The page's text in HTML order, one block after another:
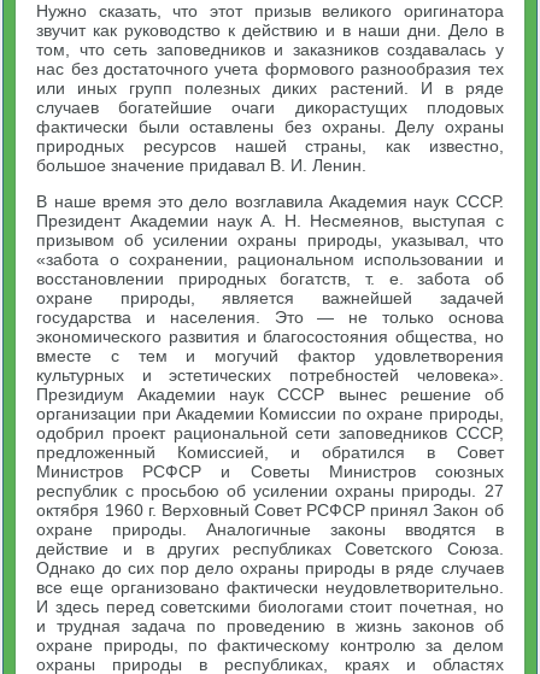
Нужно сказать, что этот призыв великого оригинатора
звучит как руководство к действию и в наши дни. Дело в
том, что сеть заповедников и заказников создавалась у
нас без достаточного учета формового разнообразия тех
или иных групп полезных диких растений. И в ряде
случаев богатейшие очаги дикорастущих плодовых
фактически были оставлены без охраны. Делу охраны
природных ресурсов нашей страны, как известно,
большое значение придавал В. И. Ленин.
В наше время это дело возглавила Академия наук СССР.
Президент Академии наук А. Н. Несмеянов, выступая с
призывом об усилении охраны природы, указывал, что
«забота о сохранении, рациональном использовании и
восстановлении природных богатств, т. е. забота об
охране природы, является важнейшей задачей
государства и населения. Это — не только основа
экономического развития и благосостояния общества, но
вместе с тем и могучий фактор удовлетворения
культурных и эстетических потребностей человека».
Президиум Академии наук СССР вынес решение об
организации при Академии Комиссии по охране природы,
одобрил проект рациональной сети заповедников СССР,
предложенный Комиссией, и обратился в Совет
Министров РСФСР и Советы Министров союзных
республик с просьбою об усилении охраны природы. 27
октября 1960 г. Верховный Совет РСФСР принял Закон об
охране природы. Аналогичные законы вводятся в
действие и в других республиках Советского Союза.
Однако до сих пор дело охраны природы в ряде случаев
все еще организовано фактически неудовлетворительно.
И здесь перед советскими биологами стоит почетная, но
и трудная задача по проведению в жизнь законов об
охране природы, по фактическому контролю за делом
охраны природы в республиках, краях и областях